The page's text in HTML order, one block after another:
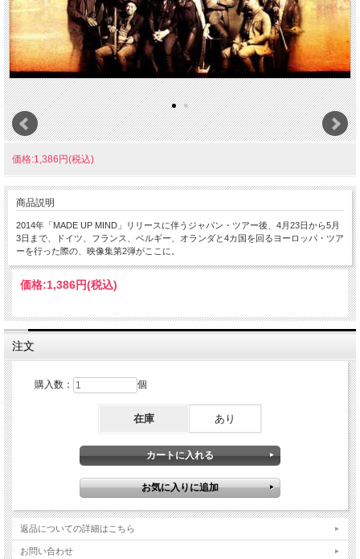
価格:1,386円(税込)
商品説明
2014年「MADE UP MIND」リリースに伴うジャパン・ツアー後、4月23日から5月
3日まで、ドイツ、フランス、ベルギー、オランダと4カ国を回るヨーロッパ・ツア
ーを行った際の、映像集第2弾がここに。
価格:1,386円(税込)
注文
購入数： 個
在庫 あり
返品についての詳細はこちら
お問い合わせ